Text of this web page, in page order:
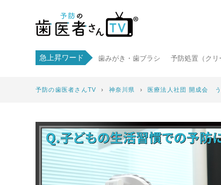
急上昇ワード 歯みがき・歯ブラシ 予防処置（ク
予防の歯医者さんTV › 神奈川県 › 医療法人社団 開成会